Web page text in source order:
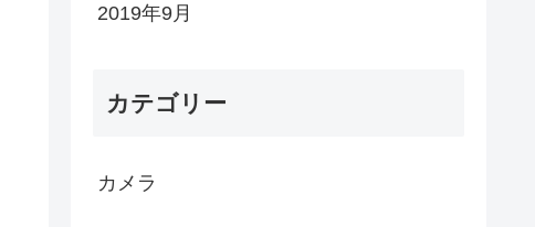
2019年9月
カテゴリー
カメラ